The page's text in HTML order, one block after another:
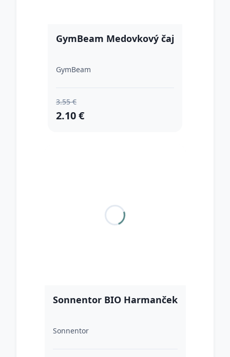
GymBeam Medovkový čaj
GymBeam
3.55 €
2.10 €
Sonnentor BIO Harmanček
Sonnentor